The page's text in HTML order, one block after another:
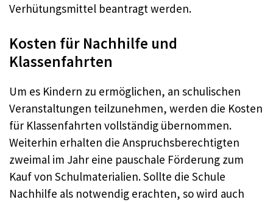
Verhütungsmittel beantragt werden.
Kosten für Nachhilfe und
Klassenfahrten
Um es Kindern zu ermöglichen, an schulischen
Veranstaltungen teilzunehmen, werden die Kosten
für Klassenfahrten vollständig übernommen.
Weiterhin erhalten die Anspruchsberechtigten
zweimal im Jahr eine pauschale Förderung zum
Kauf von Schulmaterialien. Sollte die Schule
Nachhilfe als notwendig erachten, so wird auch